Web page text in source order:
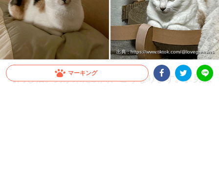
マーキング
出典 : https://www.tiktok.com/@lovegremlins
【同じ猫。男が来た瞬間、こうなります。】男嫌